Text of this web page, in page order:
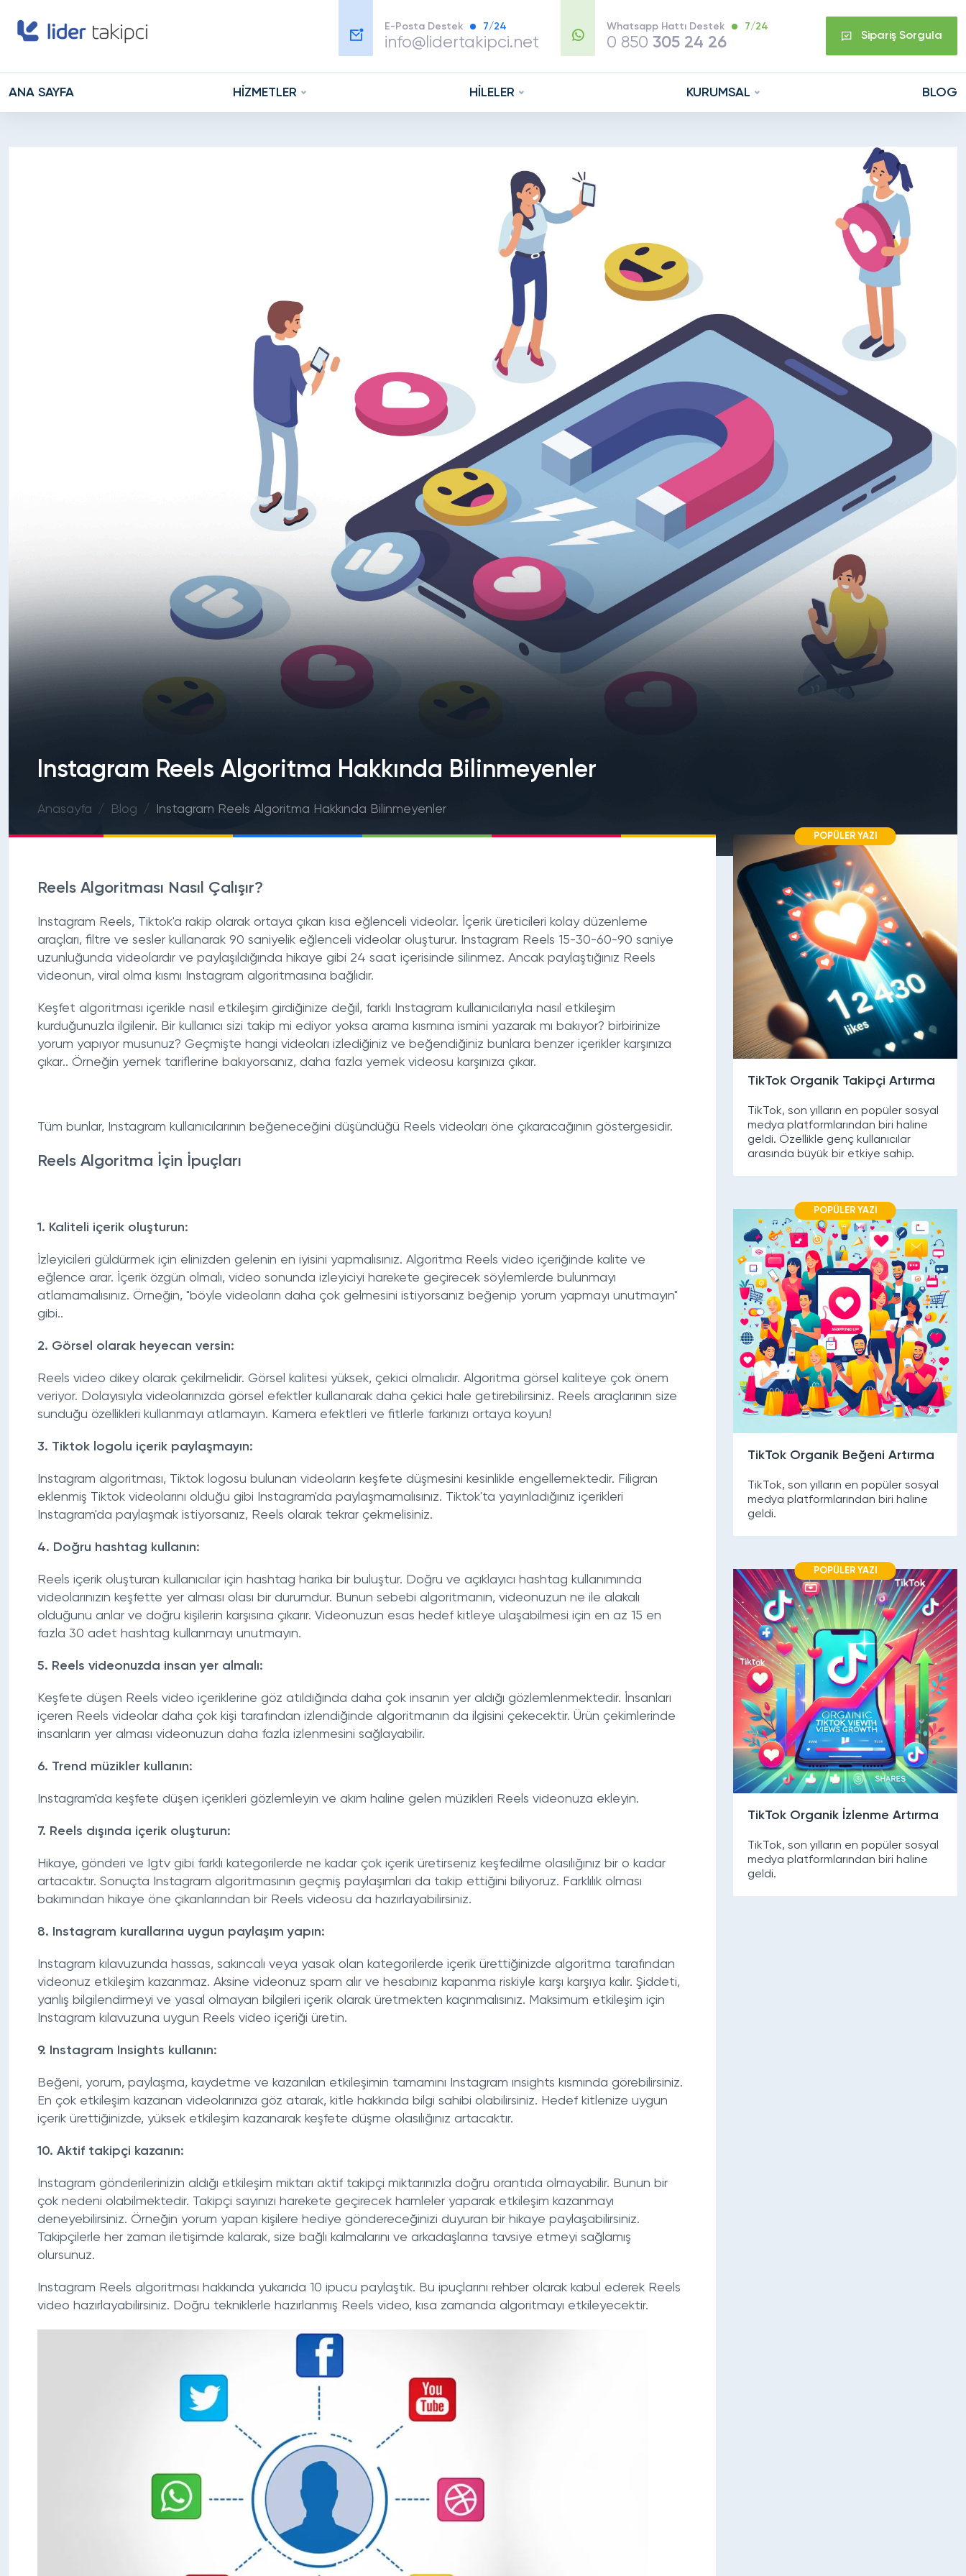
E-Posta Destek 7/24
info@lidertakipci.net
Whatsapp Hattı Destek 7/24
0 850 305 24 26 Sipariş Sorgula
ANA SAYFA HİZMETLER HİLELER KURUMSAL BLOG
Instagram Reels Algoritma Hakkında Bilinmeyenler
Anasayfa Blog Instagram Reels Algoritma Hakkında Bilinmeyenler
Reels Algoritması Nasıl Çalışır?
Instagram Reels, Tiktok'a rakip olarak ortaya çıkan kısa eğlenceli videolar. İçerik üreticileri kolay düzenleme
araçları, filtre ve sesler kullanarak 90 saniyelik eğlenceli videolar oluşturur. Instagram Reels 15-30-60-90 saniye
uzunluğunda videolardır ve paylaşıldığında hikaye gibi 24 saat içerisinde silinmez. Ancak paylaştığınız Reels
videonun, viral olma kısmı Instagram algoritmasına bağlıdır.
Keşfet algoritması içerikle nasıl etkileşim girdiğinize değil, farklı Instagram kullanıcılarıyla nasıl etkileşim
kurduğunuzla ilgilenir. Bir kullanıcı sizi takip mi ediyor yoksa arama kısmına ismini yazarak mı bakıyor? birbirinize
yorum yapıyor musunuz? Geçmişte hangi videoları izlediğiniz ve beğendiğiniz bunlara benzer içerikler karşınıza
çıkar.. Örneğin yemek tariflerine bakıyorsanız, daha fazla yemek videosu karşınıza çıkar.
Tüm bunlar, Instagram kullanıcılarının beğeneceğini düşündüğü Reels videoları öne çıkaracağının göstergesidir.
Reels Algoritma İçin İpuçları
1. Kaliteli içerik oluşturun:
İzleyicileri güldürmek için elinizden gelenin en iyisini yapmalısınız. Algoritma Reels video içeriğinde kalite ve
eğlence arar. İçerik özgün olmalı, video sonunda izleyiciyi harekete geçirecek söylemlerde bulunmayı
atlamamalısınız. Örneğin, "böyle videoların daha çok gelmesini istiyorsanız beğenip yorum yapmayı unutmayın"
gibi..
2. Görsel olarak heyecan versin:
Reels video dikey olarak çekilmelidir. Görsel kalitesi yüksek, çekici olmalıdır. Algoritma görsel kaliteye çok önem
veriyor. Dolayısıyla videolarınızda görsel efektler kullanarak daha çekici hale getirebilirsiniz. Reels araçlarının size
sunduğu özellikleri kullanmayı atlamayın. Kamera efektleri ve fitlerle farkınızı ortaya koyun!
3. Tiktok logolu içerik paylaşmayın:
Instagram algoritması, Tiktok logosu bulunan videoların keşfete düşmesini kesinlikle engellemektedir. Filigran
eklenmiş Tiktok videolarını olduğu gibi Instagram'da paylaşmamalısınız. Tiktok'ta yayınladığınız içerikleri
Instagram'da paylaşmak istiyorsanız, Reels olarak tekrar çekmelisiniz.
4. Doğru hashtag kullanın:
Reels içerik oluşturan kullanıcılar için hashtag harika bir buluştur. Doğru ve açıklayıcı hashtag kullanımında
videolarınızın keşfette yer alması olası bir durumdur. Bunun sebebi algoritmanın, videonuzun ne ile alakalı
olduğunu anlar ve doğru kişilerin karşısına çıkarır. Videonuzun esas hedef kitleye ulaşabilmesi için en az 15 en
fazla 30 adet hashtag kullanmayı unutmayın.
5. Reels videonuzda insan yer almalı:
Keşfete düşen Reels video içeriklerine göz atıldığında daha çok insanın yer aldığı gözlemlenmektedir. İnsanları
içeren Reels videolar daha çok kişi tarafından izlendiğinde algoritmanın da ilgisini çekecektir. Ürün çekimlerinde
insanların yer alması videonuzun daha fazla izlenmesini sağlayabilir.
6. Trend müzikler kullanın:
Instagram'da keşfete düşen içerikleri gözlemleyin ve akım haline gelen müzikleri Reels videonuza ekleyin.
7. Reels dışında içerik oluşturun:
Hikaye, gönderi ve Igtv gibi farklı kategorilerde ne kadar çok içerik üretirseniz keşfedilme olasılığınız bir o kadar
artacaktır. Sonuçta Instagram algoritmasının geçmiş paylaşımları da takip ettiğini biliyoruz. Farklılık olması
bakımından hikaye öne çıkanlarından bir Reels videosu da hazırlayabilirsiniz.
8. Instagram kurallarına uygun paylaşım yapın:
Instagram kılavuzunda hassas, sakıncalı veya yasak olan kategorilerde içerik ürettiğinizde algoritma tarafından
videonuz etkileşim kazanmaz. Aksine videonuz spam alır ve hesabınız kapanma riskiyle karşı karşıya kalır. Şiddeti,
yanlış bilgilendirmeyi ve yasal olmayan bilgileri içerik olarak üretmekten kaçınmalısınız. Maksimum etkileşim için
Instagram kılavuzuna uygun Reels video içeriği üretin.
9. Instagram Insights kullanın:
Beğeni, yorum, paylaşma, kaydetme ve kazanılan etkileşimin tamamını Instagram ınsights kısmında görebilirsiniz.
En çok etkileşim kazanan videolarınıza göz atarak, kitle hakkında bilgi sahibi olabilirsiniz. Hedef kitlenize uygun
içerik ürettiğinizde, yüksek etkileşim kazanarak keşfete düşme olasılığınız artacaktır.
10. Aktif takipçi kazanın:
Instagram gönderilerinizin aldığı etkileşim miktarı aktif takipçi miktarınızla doğru orantıda olmayabilir. Bunun bir
çok nedeni olabilmektedir. Takipçi sayınızı harekete geçirecek hamleler yaparak etkileşim kazanmayı
deneyebilirsiniz. Örneğin yorum yapan kişilere hediye göndereceğinizi duyuran bir hikaye paylaşabilirsiniz.
Takipçilerle her zaman iletişimde kalarak, size bağlı kalmalarını ve arkadaşlarına tavsiye etmeyi sağlamış
olursunuz.
Instagram Reels algoritması hakkında yukarıda 10 ipucu paylaştık. Bu ipuçlarını rehber olarak kabul ederek Reels
video hazırlayabilirsiniz. Doğru tekniklerle hazırlanmış Reels video, kısa zamanda algoritmayı etkileyecektir.
POPÜLER YAZI
TikTok Organik Takipçi Artırma
TikTok, son yılların en popüler sosyal
medya platformlarından biri haline
geldi. Özellikle genç kullanıcılar
arasında büyük bir etkiye sahip.
POPÜLER YAZI
TikTok Organik Beğeni Artırma
TikTok, son yılların en popüler sosyal
medya platformlarından biri haline
geldi.
POPÜLER YAZI
TikTok Organik İzlenme Artırma
TikTok, son yılların en popüler sosyal
medya platformlarından biri haline
geldi.